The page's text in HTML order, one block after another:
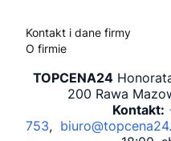
Kontakt i dane firmy
O firmie
TOPCENA24
200 Rawa
Kontakt:
753,